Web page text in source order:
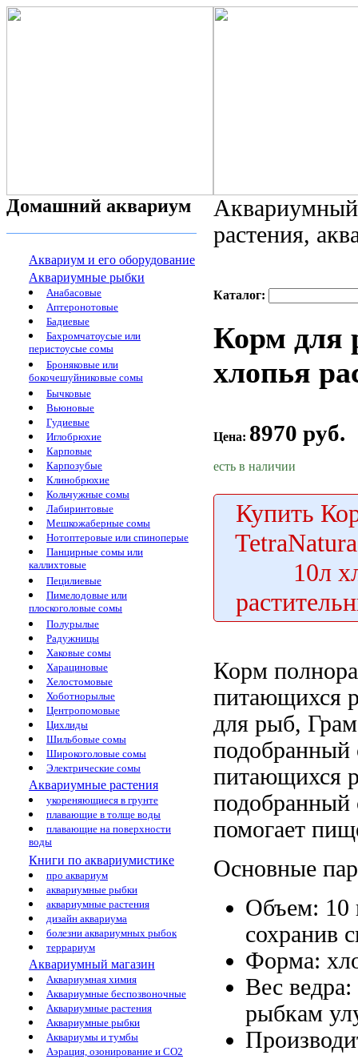
Домашний аквариум
Аквариум и его оборудование
Аквариумные рыбки
Анабасовые
Аптеронотовые
Бадиевые
Бахромчатоусые или
перистоусые сомы
Броняковые или
бокочешуйниковые сомы
Бычковые
Вьюновые
Гудиевые
Иглобрюхие
Карповые
Карпозубые
Клинобрюхие
Кольчужные сомы
Лабиринтовые
Мешкожаберные сомы
Нотоптеровые или спиноперые
Панцирные сомы или
каллихтовые
Пецилиевые
Пимелодовые или
плоскоголовые сомы
Полурылые
Радужницы
Хаковые сомы
Харациновые
Хелостомовые
Хоботнорылые
Центропомовые
Цихлиды
Шильбовые сомы
Широкоголовые сомы
Электрические сомы
Аквариумные растения
укореняющиеся в грунте
плавающие в толще воды
плавающие на поверхности
воды
Книги по аквариумистике
про аквариум
аквариумные рыбки
аквариумные растения
дизайн аквариума
болезни аквариумных рыбок
террариум
Аквариумный магазин
Аквариумная химия
Аквариумные беспозвоночные
Аквариумные растения
Аквариумные рыбки
Аквариумы и тумбы
Аэрация, озонирование и CO2
растения,
Каталог:
Корм для
хлопья
Цена: 8970 руб.
есть в наличии
Купить
10л
Корм
питающихся
для рыб,
подобранный
питающихся
подобранный
помогает
Основные
Объем: 10
сохранив
Форма:
Вес ведра:
рыбкам